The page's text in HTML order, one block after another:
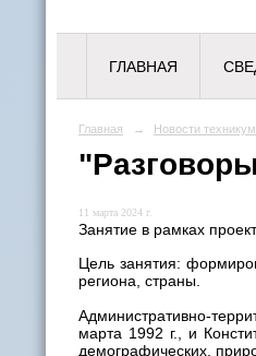
ГЛАВНАЯ
Главная → Новости
11 марта 2024 г.
Занятие в рамках
Цель занятия:
региона, страны.
Административно-
марта 1992 г., и
демографических,